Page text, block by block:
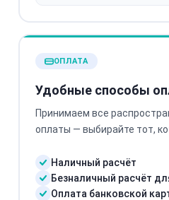
ОПЛАТА
Удобные способы
Принимаем все
оплаты — выбирайте тот,
Наличный расчёт
Безналичный расчёт
Оплата банковской